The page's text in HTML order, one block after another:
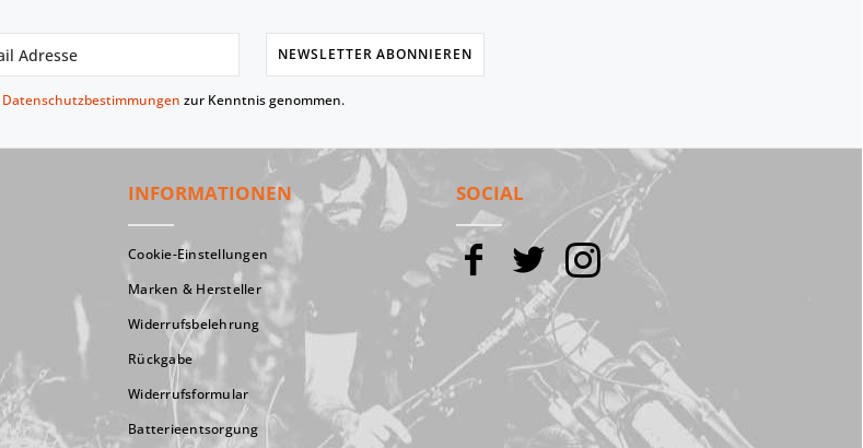
NEWSLETTER ABONNIEREN
Datenschutzbestimmungen zur Kenntnis genommen.
INFORMATIONEN
Cookie-Einstellungen
Marken & Hersteller
Widerrufsbelehrung
Rückgabe
Widerrufsformular
Batterieentsorgung
SOCIAL